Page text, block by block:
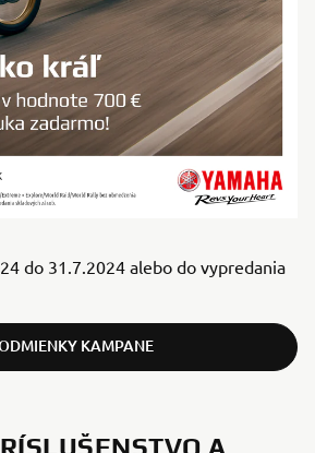
do 31.7.2024 alebo do vypredania
KAMPANE
A